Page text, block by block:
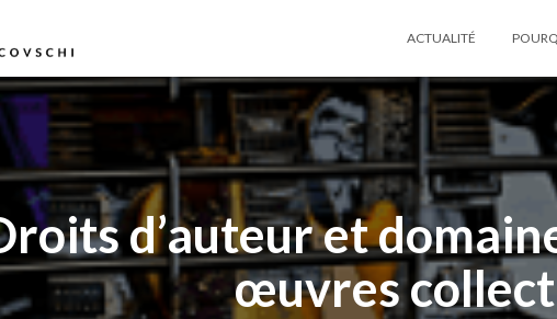
ACTUALITÉ
d’auteur et
œuvres